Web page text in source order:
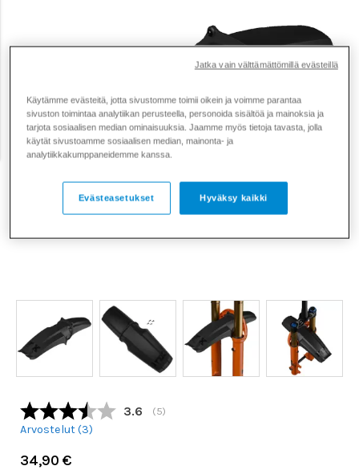
Keskimääräinen luokitus:
3.6 (äänet:
5)
Arvostelut (3)
34,90 €
Käytämme evästeitä, jotta sivustomme toimii oikein ja voimme parantaa
sivuston toimintaa analytiikan perusteella, personoida sisältöä ja mainoksia ja
tarjota sosiaalisen median ominaisuuksia. Jaamme myös tietoja tavasta, jolla
käytät sivustoamme sosiaalisen median, mainonta- ja
analytiikkakumppaneidemme kanssa.
Hyväksy kaikki
Evästeasetukset
Jatka vain välttämättömillä evästeillä